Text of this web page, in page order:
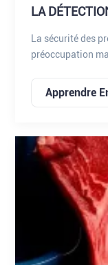
LA
La sécurité des
préoccupation
pourtant crucial,
dans les bovins.
administration,
présentant un
compliquant la
l'incidence soit
rappels de
blessures
Apprendre